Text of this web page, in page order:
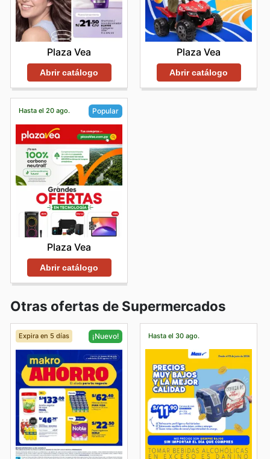
Plaza Vea
Abrir catálogo
Plaza Vea
Abrir catálogo
Hasta el 20 ago. Popular
Plaza Vea
Abrir catálogo
Otras ofertas de Supermercados
Expira en 5 días ¡Nuevo! Hasta el 30 ago.